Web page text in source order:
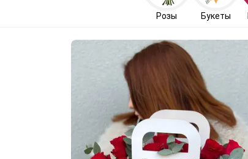
Розы Букеты